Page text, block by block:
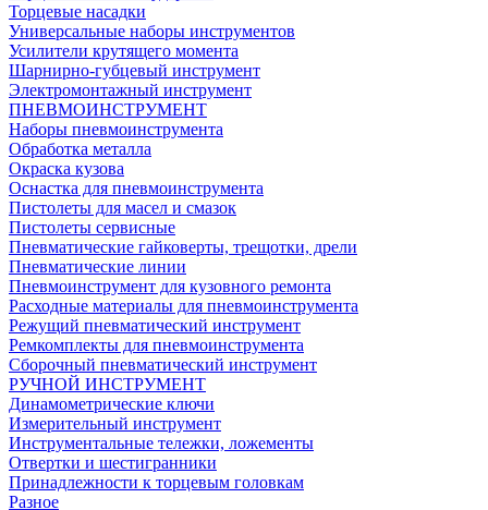
Торцевые насадки
Универсальные наборы инструментов
Усилители крутящего момента
Шарнирно-губцевый инструмент
Электромонтажный инструмент
ПНЕВМОИНСТРУМЕНТ
Наборы пневмоинструмента
Обработка металла
Окраска кузова
Оснастка для пневмоинструмента
Пистолеты для масел и смазок
Пистолеты сервисные
Пневматические гайковерты, трещотки, дрели
Пневматические линии
Пневмоинструмент для кузовного ремонта
Расходные материалы для пневмоинструмента
Режущий пневматический инструмент
Ремкомплекты для пневмоинструмента
Сборочный пневматический инструмент
РУЧНОЙ ИНСТРУМЕНТ
Динамометрические ключи
Измерительный инструмент
Инструментальные тележки, ложементы
Отвертки и шестигранники
Принадлежности к торцевым головкам
Разное